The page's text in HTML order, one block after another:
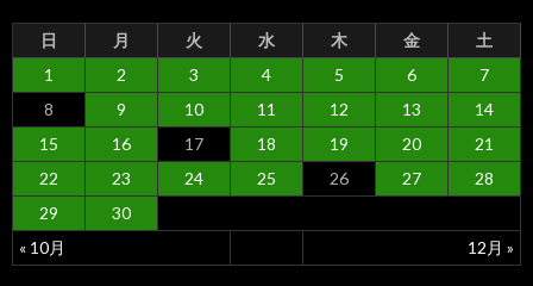
日 月 火 水 木 金 土
« 10月 12月 »
1 2 3 4 5 6
7
8
9 10 11 12 13
14
15
16 17 18 19 20
21
22
23 24 25 26 27
28
29
30